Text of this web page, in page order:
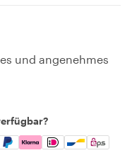
und angenehmes
Apple Pay, Google